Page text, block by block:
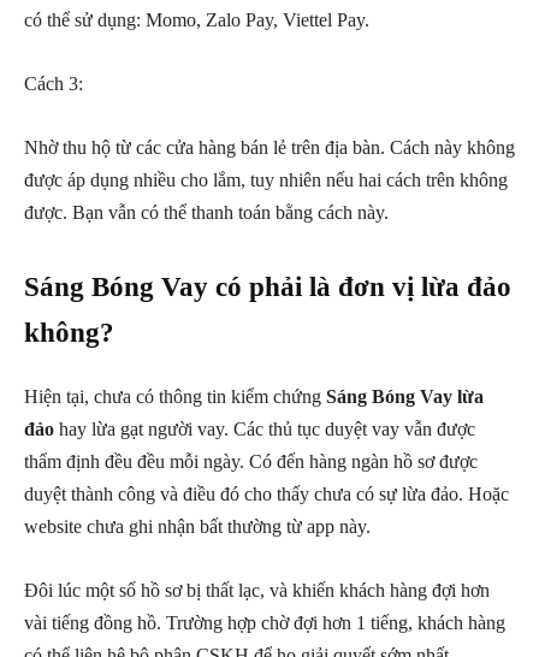
có thể sử dụng: Momo, Zalo Pay, Viettel Pay.
Cách 3:
Nhờ thu hộ từ các cửa hàng bán lẻ trên địa bàn. Cách này không
được áp dụng nhiều cho lắm, tuy nhiên nếu hai cách trên không
được. Bạn vẫn có thể thanh toán bằng cách này.
Sáng Bóng Vay có phải là đơn vị lừa đảo
không?
Hiện tại, chưa có thông tin kiểm chứng Sáng Bóng Vay lừa
đảo hay lừa gạt người vay. Các thủ tục duyệt vay vẫn được
thẩm định đều đều mỗi ngày. Có đến hàng ngàn hồ sơ được
duyệt thành công và điều đó cho thấy chưa có sự lừa đảo. Hoặc
website chưa ghi nhận bất thường từ app này.
Đôi lúc một số hồ sơ bị thất lạc, và khiến khách hàng đợi hơn
vài tiếng đồng hồ. Trường hợp chờ đợi hơn 1 tiếng, khách hàng